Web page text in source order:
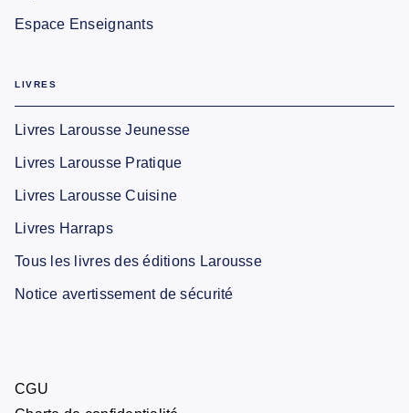
Espace Enseignants
LIVRES
Livres Larousse Jeunesse
Livres Larousse Pratique
Livres Larousse Cuisine
Livres Harraps
Tous les livres des éditions Larousse
Notice avertissement de sécurité
CGU